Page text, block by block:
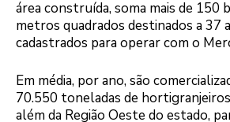
área construída, soma mais de 150
metros quadrados destinados a 37
cadastrados para operar com o
Em média, por ano, são
70.550 toneladas de
além da Região Oeste do estado,